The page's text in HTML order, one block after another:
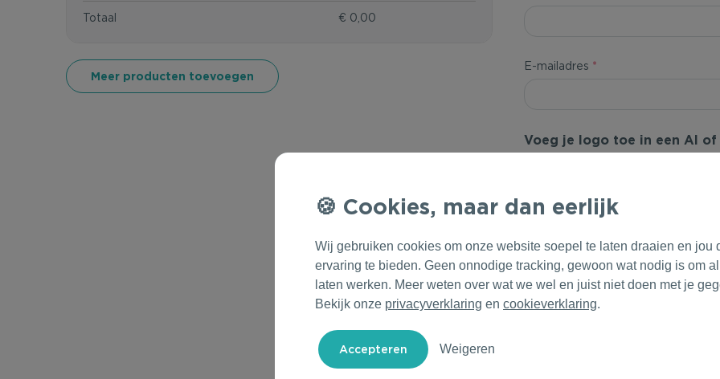
Totaal € 0,00
Meer producten toevoegen
E-mailadres *
Voeg je logo toe in een AI of
Wil je nog iets vragen?
Cookies, maar dan eerlijk
Wij gebruiken cookies om onze website soepel te laten draaien en jou
ervaring te bieden. Geen onnodige tracking, gewoon wat nodig is om
laten werken. Meer weten over wat we wel en juist niet doen met je
Bekijk onze privacyverklaring en cookieverklaring.
Weigeren